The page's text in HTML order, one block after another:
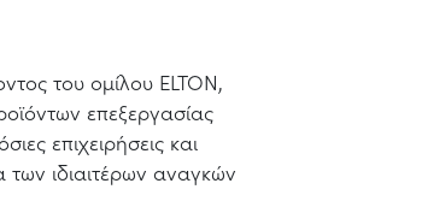
του ομίλου ELTON,
επεξεργασίας
επιχειρήσεις και
ιδιαιτέρων αναγκών